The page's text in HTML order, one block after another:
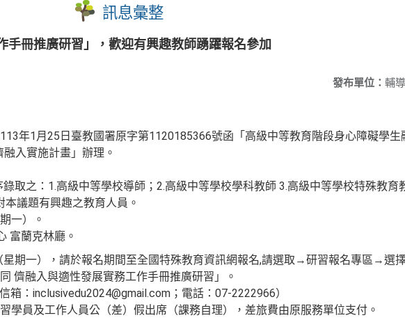
訊息彙整
手冊推廣研習」，歡迎有興趣教師踴躍報名參加
發布單位： 輔
年1月25日臺教國署原字第1120185366號函「高級中等教育階段身心障礙學生
入實施計畫」辦理。
取之：1.高級中等學校導師；2.高級中等學校學科教師 3.高級中等學校特殊教育
議題有興趣之教育人員。
一）。
富蘭克林廳。
期一），請於報名期間至全國特殊教育資訊網報名,請選取→研習報名專區→選
儕融入與適性發展實務工作手冊推廣研習」。
箱：inclusivedu2024@gmail.com；電話：07-2222966）
學員及工作人員公（差）假出席（課務自理），差旅費由原服務單位支付。